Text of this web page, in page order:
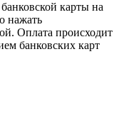
карты на
нажать
Оплата происходит
банковских карт